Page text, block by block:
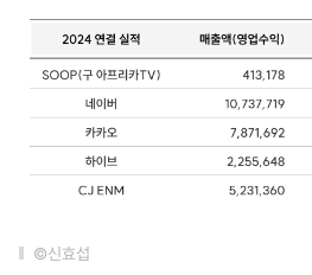
©신효섭